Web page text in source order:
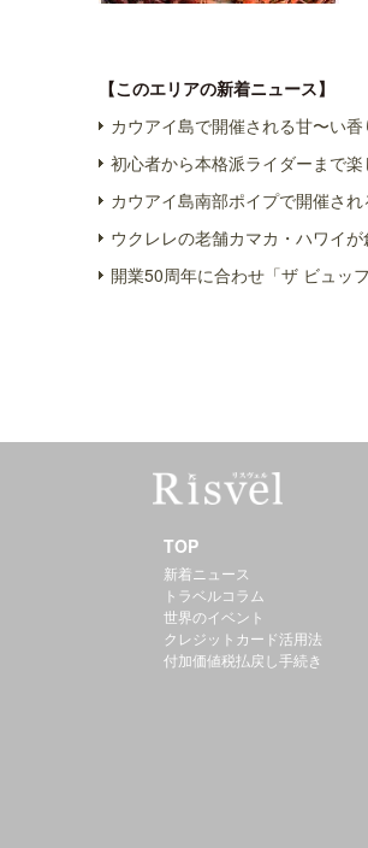
【このエリアの新着ニュース】
カウアイ島で開催される甘〜い
初心者から本格派ライダーまで
カウアイ島南部ポイプで開催さ
ウクレレの老舗カマカ・ハワイ
開業50周年に合わせ「ザ ビュッ
TOP
新着ニュース
トラベルコラム
世界のイベント
クレジットカード活用法
付加価値税払戻し手続き